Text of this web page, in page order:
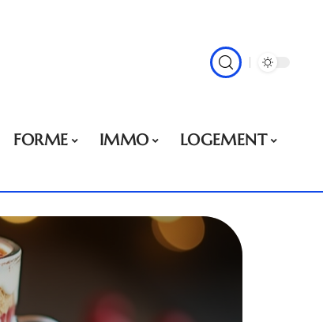
FORME IMMO
LOGEMENT